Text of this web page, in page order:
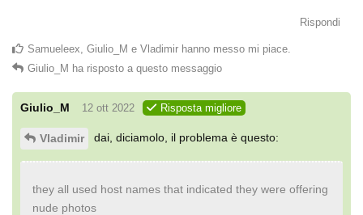
Rispondi
Samueleex Giulio_M e Vladimir hanno messo mi piace
Giulio_M ha risposto a questo messaggio
Giulio_M 12 ott 2022 Risposta migliore
Vladimir dai, diciamolo, il problema è questo:
they all used host names that indicated they were offering
nude photos